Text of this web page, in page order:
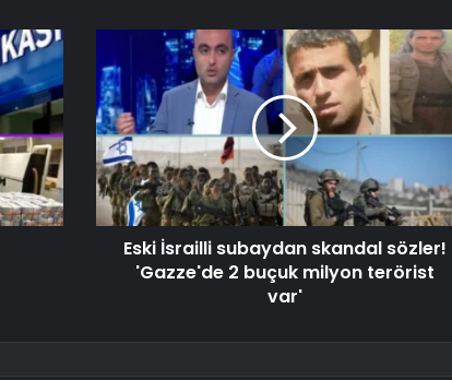
Eski İsrailli subaydan skandal sözler!
'Gazze'de 2 buçuk milyon terörist
var'